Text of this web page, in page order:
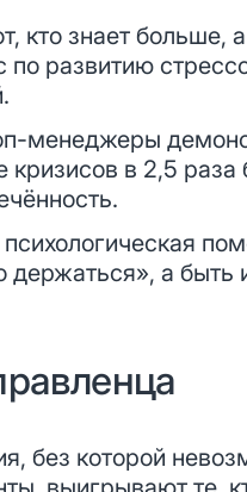
кто знает больше,
развитию
менеджеры
в 2,5
а быть
без которой